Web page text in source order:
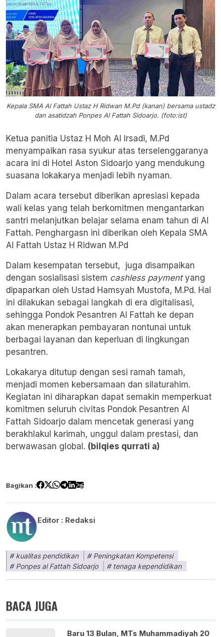
Kepala SMA Al Fattah Ustaz H Ridwan M.Pd (kanan) bersama ustadz
dan asatidzah Ponpes Al Fattah Sidoarjo. (foto:ist)
Ketua panitia Ustaz H Moh Al Irsadi, M.Pd
menyampaikan rasa syukur atas terselenggaranya
acara ini di Hotel Aston Sidoarjo yang mendukung
suasana lokakarya menjadi lebih nyaman.
Dalam acara tersebut diberikan apresiasi kepada
wali kelas yang telah berkomitmen mengantarkan
santri melanjutkan belajar selama enam tahun di Al
Fattah. Penghargasn ini diberikan oleh Kepala SMA
Al Fattah Ustaz H Ridwan M.Pd
Dalam kesempatan tersebut, juga disampaikan
dengan sosialisasi sistem cashless paymentyang
dipaparkan oleh Ustad Hamsyah Mustofa, M.Pd. Hal
ini dilakukan sebagai langkah di era digitalisasi,
sehingga Pondok Pesantren Al Fattah ke depan
akan menerapkan pembayaran nontunai untuk
berbagai layanan dan keperluan di lingkungan
pesantren.
Lokakarya ditutup dengan sesi ramah tamah,
menjadi momen kebersamaan dan silaturahim.
Kegiatan ini diharapkan dapat semakin memperkuat
komitmen seluruh civitas Pondok Pesantren Al
Fattah Sidoarjo dalam mencetak generasi yang
berakhlakul karimah, unggul dalam prestasi, dan
berwawasan global. (bilqies qurrati a)
Bagikan :
Editor : Redaksi
kualitas pendidikan
Peningkatan Kompetensi
Ponpes al Fattah Sidoarjo
tenaga kependidikan
BACA JUGA
Baru 13 Bulan, MTs Muhammadiyah 20